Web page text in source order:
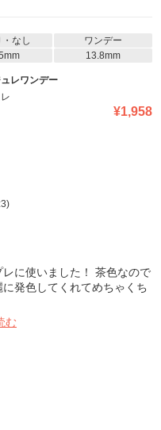
なし
ワンデー
13.8mm
レワンデー
¥1,958
3)
に使いました！ 茶色なので
発色してくれてめちゃくち
む